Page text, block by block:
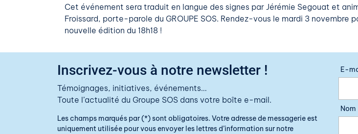
Cet événement sera traduit en langue des signes par Jérémie Segouat et
Froissard, porte-parole du GROUPE SOS. Rendez-vous le mardi 3 novembre
nouvelle édition du 18h18 !
Inscrivez-vous à notre newsletter !
Témoignages, initiatives, événements…
Toute l’actualité du Groupe SOS dans votre boîte e-mail.
Les champs marqués par (*) sont obligatoires. Votre adresse de messagerie est
uniquement utilisée pour vous envoyer les lettres d’information sur notre
E-
Nom